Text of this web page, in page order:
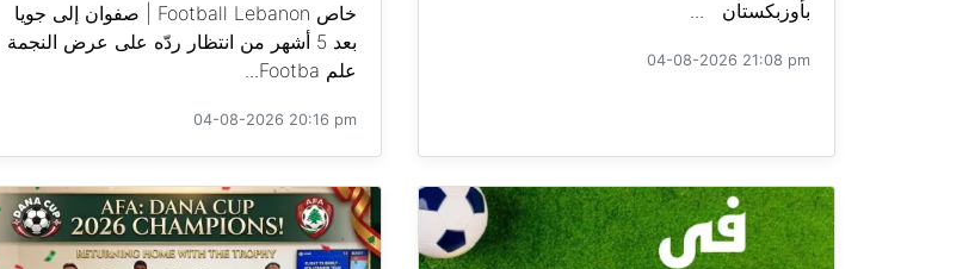
بأوزبكستان ...
04-08-2026 21:08 pm
خاص Football Lebanon | صفوان إلى جويا
بعد 5 أشهر من انتظار ردّه على عرض النجمة
علم Footba...
04-08-2026 20:16 pm